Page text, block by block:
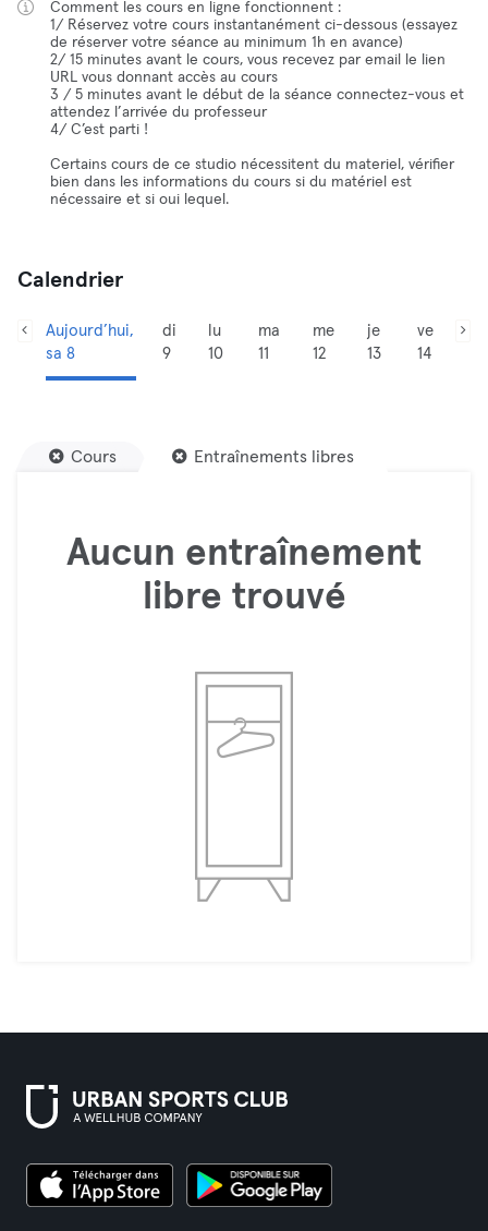
Comment les cours en ligne fonctionnent :
1/ Réservez votre cours instantanément ci-dessous (essayez
de réserver votre séance au minimum 1h en avance)
2/ 15 minutes avant le cours, vous recevez par email le lien
URL vous donnant accès au cours
3 / 5 minutes avant le début de la séance connectez-vous et
attendez l’arrivée du professeur
4/ C’est parti !
Certains cours de ce studio nécessitent du materiel, vérifier
bien dans les informations du cours si du matériel est
nécessaire et si oui lequel.
Calendrier
Aujourd’hui,
sa 8
di
9
lu
10
ma
11
me
12
je
13
ve
14
Cours Entraînements libres
Aucun entraînement
libre trouvé